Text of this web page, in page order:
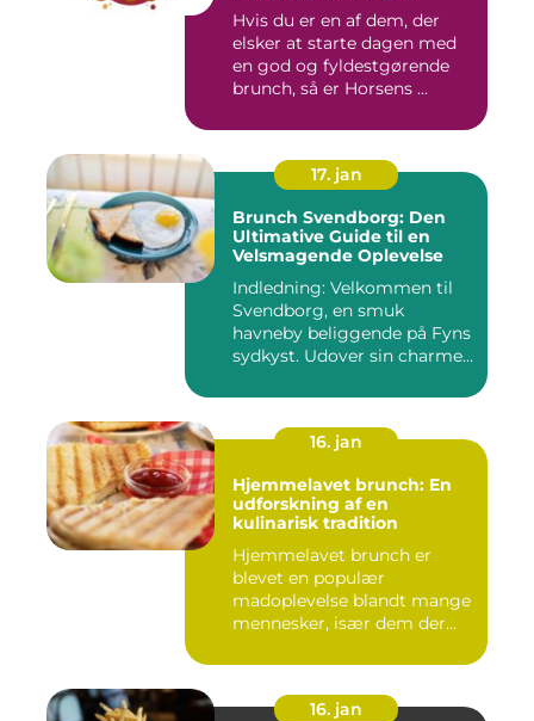
Hvis du er en af dem, der
elsker at starte dagen med
en god og fyldestgørende
brunch, så er Horsens ...
17. jan
Brunch Svendborg: Den
Ultimative Guide til en
Velsmagende Oplevelse
Indledning: Velkommen til
Svendborg, en smuk
havneby beliggende på Fyns
sydkyst. Udover sin charme
16. jan
Hjemmelavet brunch: En
udforskning af en
kulinarisk tradition
Hjemmelavet brunch er
blevet en populær
madoplevelse blandt mange
mennesker, især dem der
16. jan